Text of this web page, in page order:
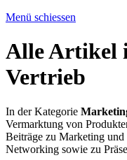
Menü schiessen
Alle Artikel
Vertrieb
In der Kategorie
Vermarktung von
Beiträge zu Marketing
Networking sowie zu